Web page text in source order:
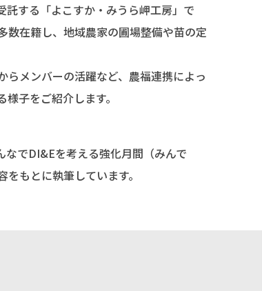
託する「よこすか・みうら岬工房」で
数在籍し、地域農家の圃場整備や苗の定
メンバーの活躍など、農福連携によっ
子をご紹介します。
でDI&Eを考える強化月間（みんで
もとに執筆しています。